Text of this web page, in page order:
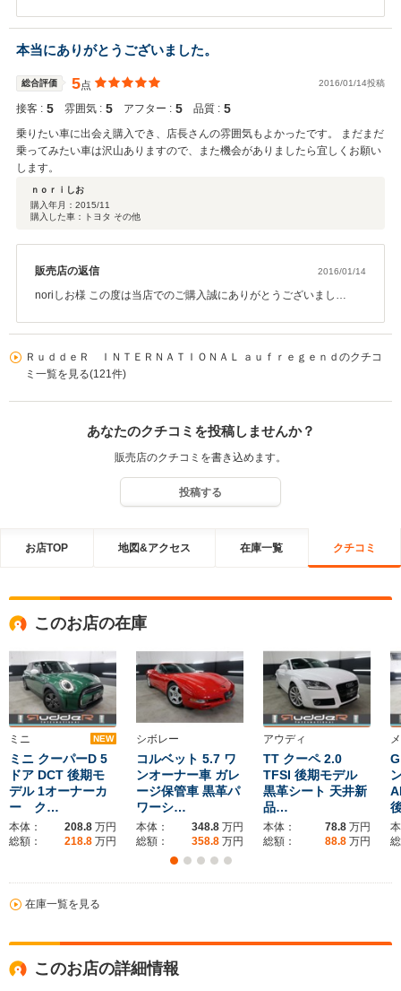
ズが今までお乗りになっていたお車より大きくなったので慣れが必
要だとは思いますが、大丈夫（笑）ご自宅も近いですので、また遊
びに来て下さいね。これからも末永いお付き合いよろしくお願いし
ます！！
本当にありがとうございました。
総合評価 5点 2016/01/14投稿
接客 : 5 雰囲気 : 5 アフター : 5 品質 : 5
乗りたい車に出会え購入でき、店長さんの雰囲気もよかったです。 まだまだ
乗ってみたい車は沢山ありますので、また機会がありましたら宜しくお願い
します。
ｎｏｒｉしお
購入年月： 2015/11
購入した車：トヨタ その他
販売店の返信 2016/01/14
noriしお様 この度は当店でのご購入誠にありがとうございまし
い。 もう1台のお車もかなりレアな車両で初めて見ましたよ！！ 2台
持ちとは本当に羨ましい限りです。 今後も末永いお付き合いの程宜
ＲｕｄｄｅＲ ＩＮＴＥＲＮＡＴＩＯＮＡＬ ａｕｆｒｅｇｅｎｄのクチコ
ミ一覧を見る(121件)
あなたのクチコミを投稿しませんか？
販売店のクチコミを書き込めます。
投稿する
お店TOP 地図&アクセス 在庫一覧 クチコミ
このお店の在庫
ミニ NEW
ミニ クーパーD 5
ドア DCT 後期モ
デル 1オーナーカ
ー ク…
本体： 208.8 万円
総額：
218.8 万円
シボレー
コルベット 5.7 ワ
ンオーナー車 ガレ
ージ保管車 黒革パ
ワーシ…
本体： 348.8 万円
総額：
358.8 万円
アウディ
TT クーペ 2.0
TFSI 後期モデル
黒革シート 天井新
品…
本体： 78.8 万円
総額：
88.8 万円
在庫一覧を見る
このお店の詳細情報